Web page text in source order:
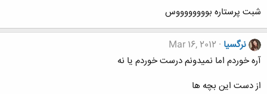
شبت پرستاره بووووووووس
نرگسیا Mar 16, 2012
آره خوردم اما نمیدونم درست خوردم یا نه
از دست این بچه ها